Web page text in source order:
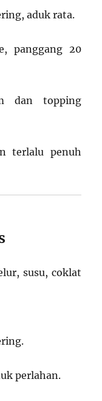
aduk rata.
panggang 20
dan topping
terlalu penuh
susu, coklat
perlahan.